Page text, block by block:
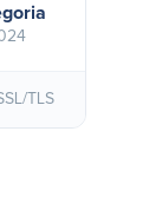
TLS